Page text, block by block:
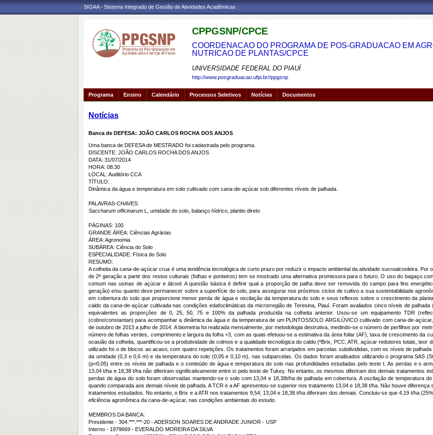
SIGAA - Sistema Integrado de Gestão de Atividades Acadêmicas
CPPGSNP/CPCE
COORDENACAO DO PROGRAMA DE POS-GRADUACAO EM
NUTRICAO DE PLANTAS/CPCE
UNIVERSIDADE FEDERAL DO PIAUÍ
http://www.posgraduacao.ufpi.br//ppgsnp
Programa Ensino Calendário Processos Seletivos Notícias Documentos
Notícias
Banca de DEFESA: JOÃO CARLOS ROCHA DOS ANJOS
Uma banca de DEFESA de MESTRADO foi cadastrada pelo programa.
DISCENTE: JOÃO CARLOS ROCHA DOS ANJOS
DATA: 31/07/2014
HORA: 08:30
LOCAL: Auditório CCA
TÍTULO:
Dinâmica da água e temperatura em solo cultivado com cana-de-açúcar sob diferentes níveis de palhada.
PALAVRAS-CHAVES:
Saccharum officinarum L, umidade do solo, balanço hídrico, plantio direto
PÁGINAS: 100
GRANDE ÁREA: Ciências Agrárias
ÁREA: Agronomia
SUBÁREA: Ciência do Solo
ESPECIALIDADE: Física do Solo
RESUMO:
A colheita da cana-de-açúcar crua é uma tendência tecnológica de curto prazo por reduzir o impacto ambiental da atividade sucroalcooleira. Por
de 2ª geração a partir dos restos culturais (folhas e ponteiros) tem se mostrado uma alternativa promissora para o futuro. O uso do bagaço
comum nas usinas de açúcar e álcool. A questão básica é definir qual a proporção de palha deve ser removida do campo para fins
geração) e/ou quanto deve permanecer sobre a superfície do solo, para assegurar nos próximos ciclos de cultivo a sua sustentabilidade
em cobertura do solo que proporcione menor perda de água e oscilação da temperatura do solo e seus reflexos sobre o crescimento da
caldo da cana-de-açúcar cultivada nas condições edafoclimáticas da microrregião de Teresina, Piauí. Foram avaliados cinco níveis de
equivalentes as proporções de 0, 25, 50, 75 e 100% da palhada produzida na colheita anterior. Usou-se um equipamento TDR
(cobre/constantan) para acompanhar a dinâmica da água e da temperatura de um PLINTOSSOLO ARGILÚVICO cultivado com cana-de-
de outubro de 2013 a julho de 2014. A biometria foi realizada mensalmente, por metodologia destrutiva, medindo-se o número de perfilhos por
número de folhas verdes, comprimento e largura da folha +3, com as quais efetuou-se a estimativa da área foliar (AF), taxa de crescimento da
ocasião da colheita, quantificou-se a produtividade de colmos e a qualidade tecnológica do caldo (ºBrix, PCC, ATR, açúcar redutores totais, teor
utilizado foi o de blocos ao acaso, com quatro repetições. Os tratamentos foram arranjados em parcelas subdivididas, com os níveis de
da umidade (0,3 e 0,6 m) e da temperatura do solo (0,05 e 0,10 m), nas subparcelas. Os dados foram analisados utilizando o programa SAS
(p<0,05) entre os níveis de palhada e o conteúdo de água e temperatura do solo nas profundidades estudadas pelo teste t. As perdas e o
13,04 t/ha e 18,38 t/ha não diferiram significativamente entre si pelo teste de Tukey. No entanto, os mesmos diferiram dos demais tratamentos
perdas de água do solo foram observadas mantendo-se o solo com 13,04 e 18,38t/ha de palhada em cobertura. A oscilação de temperatura
quando comparada aos demais níveis de palhada. A TCR e a AF apresentou-se superior nos tratamento 13,04 e 18,38 t/ha. Não houve
tratamentos estudados. No entanto, o Brix e a ATR nos tratamentos 9,54; 13,04 e 18,38 t/ha diferiram dos demais. Concluiu-se que 4,19 t/ha
eficiência agronômica da cana-de-açúcar, nas condições ambientais do estudo.
MEMBROS DA BANCA:
Presidente - 304.***.***-20 - ADERSON SOARES DE ANDRADE JUNIOR - USP
Interno - 1979669 - EVERALDO MOREIRA DA SILVA